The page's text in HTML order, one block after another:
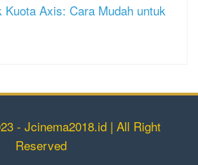
Kuota Axis: Cara Mudah untuk
- Jcinema2018.id | All Right
Reserved